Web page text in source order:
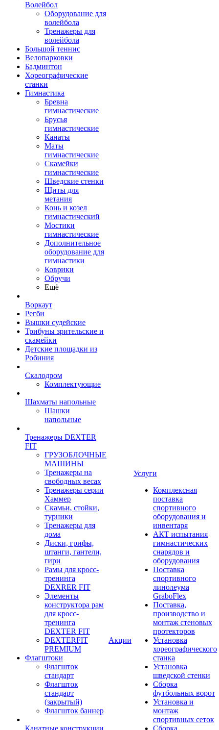
Волейбол
Оборудование для
волейбола
Тренажеры для
волейбола
Большой теннис
Велопарковки
Бадминтон
Хореографические
станки
Гимнастика
Бревна
гимнастические
Брусья
гимнастические
Канаты
Маты
гимнастические
Скамейки
гимнастические
Шведские стенки
Щиты для
метания
Конь и козел
гимнастический
Мостики
гимнастические
Дополнительное
оборудование для
гимнастики
Коврики
Обручи
Ещё
Воркаут
Регби
Вышки судейские
Трибуны зрительские и
скамейки
Детские площадки из
Робиния
Скалодром
Комплектующие
Шахматы напольные
Шашки
напольные
Тренажеры DEXTER
FIT
ГРУЗОБЛОЧНЫЕ
МАШИНЫ
Тренажеры на
свободных весах
Тренажеры серии
Хаммер
Скамьи, стойки,
турники
Тренажеры для
дома
Диски, грифы,
штанги, гантели,
гири
Рамы для кросс-
тренинга
DEXRER FIT
Элементы
конструктора рам
для кросс-
тренинга
DEXTER FIT
DEXTERFIT
PREMIUM
Флагштоки
Флагшток
стандарт
Флагшток
стандарт
(закрытый)
Флагшток баннер
Канатные конструкции
Акции
Услуги
Комплексная
поставка
спортивного
оборудования и
инвентаря
АКТ испытания
гимнастических
снарядов и
оборудования
Поставка
спортивного
линолеума
GraboFlex
Поставка,
производство и
монтаж стеновых
протекторов
Установка
хореографического
станка
Установка
шведской стенки
Сборка
футбольных ворот
Установка и
монтаж
спортивных сеток
Сборка